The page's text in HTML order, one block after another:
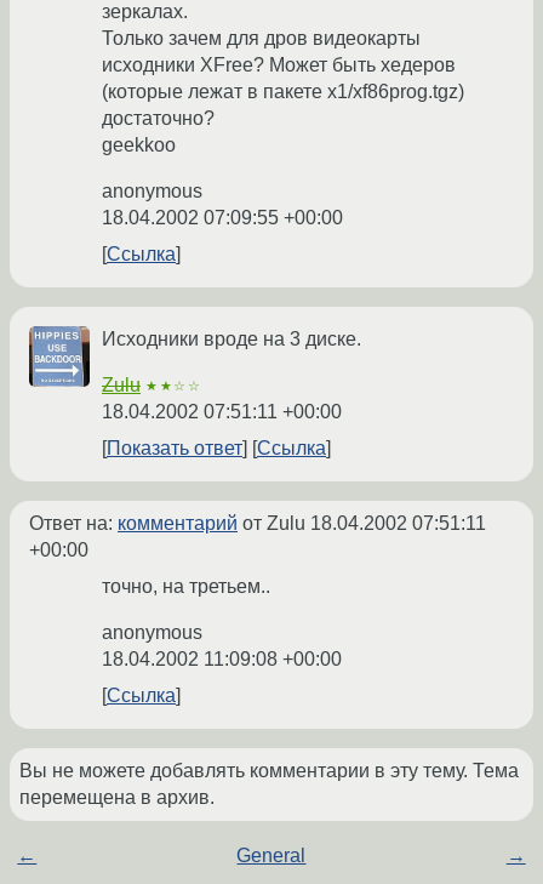
зеркалах.
Только зачем для дров видеокарты
исходники XFree? Может быть хедеров
(которые лежат в пакете x1/xf86prog.tgz)
достаточно?
geekkoo
anonymous
18.04.2002 07:09:55 +00:00
Ссылка
Исходники вроде на 3 диске.
Zulu ★★☆☆
18.04.2002 07:51:11 +00:00
Показать ответ
Ссылка
Ответ на: комментарий от Zulu 18.04.2002 07:51:11
+00:00
точно, на третьем..
anonymous
18.04.2002 11:09:08 +00:00
Ссылка
Вы не можете добавлять комментарии в эту тему. Тема
перемещена в архив.
← General →